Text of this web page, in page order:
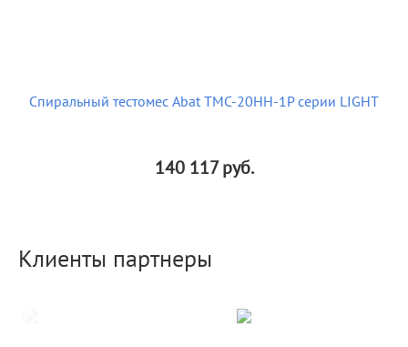
Спиральный тестомес Abat ТМС-20НН-1Р серии LIGHT
140 117руб.
Клиенты партнеры